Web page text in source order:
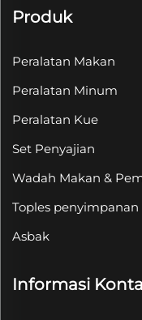
Produk
Peralatan Makan
Peralatan Minum
Peralatan Kue
Set Penyajian
Wadah Makan &
Toples penyimpanan
Asbak
Informasi